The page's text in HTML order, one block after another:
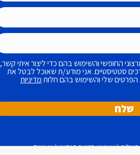
החופשי והשימוש בהם כדי ליצור איתי קשר,
סטטיסטיים. אני מודע/ת שאוכל לבטל את
שלי והשימוש בהם חלותמדיניות
שלח
ו/או ייעוץ במוצר פנסיוני ו/או שיווק